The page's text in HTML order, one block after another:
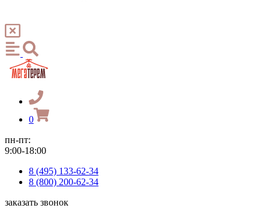
0
пн-пт:
9:00-18:00
8 (495) 133-62-34
8 (800) 200-62-34
заказать звонок